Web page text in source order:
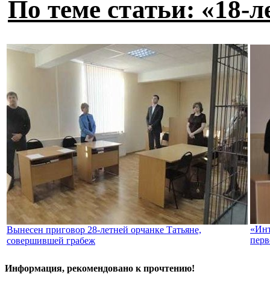
По теме статьи: «18-
Вынесен приговор 28-летней орчанке Татьяне,
совершившей грабеж
Информация, рекомендовано к прочтению!